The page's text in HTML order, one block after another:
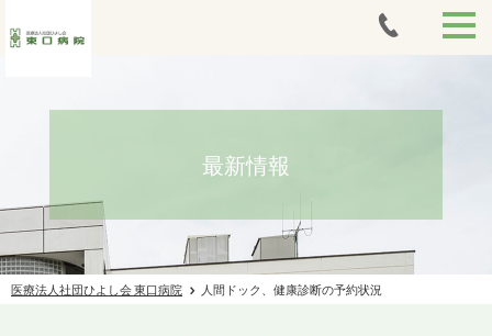
当日胃カメラ
入院案内
アートメイク
最新情報
医療法人社団ひよし会 東口病院 人間ドック、健康診断の予約状況